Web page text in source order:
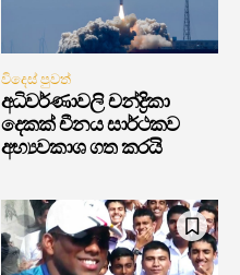
විදෙස් පුවත්
අධිවර්ණාවලි චන්ද්‍රිකා
දෙකක් චීනය සාර්ථකව
අභ්‍යවකාශ ගත කරයි